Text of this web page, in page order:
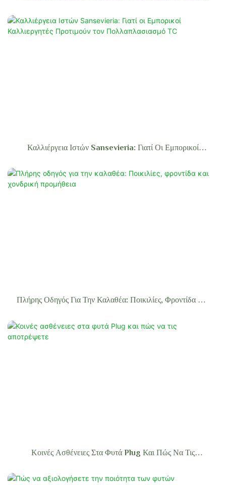
Καλλιέργεια Ιστών Sansevieria: Γιατί Οι Εμπορικοί
Πλήρης Οδηγός Για Την Καλαθέα: Ποικιλίες, Φροντίδα Και
Κοινές Ασθένειες Στα Φυτά Plug Και Πώς Να Τις